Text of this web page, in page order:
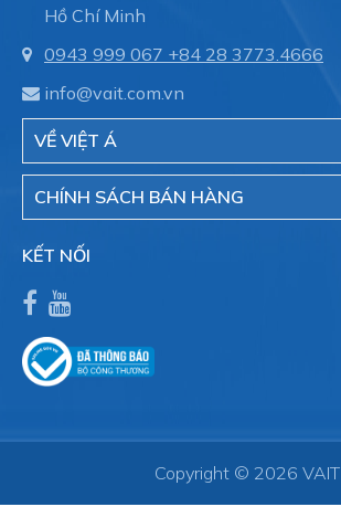
Hồ Chí Minh
0943 999 067 +84 28 3773.4666
info@vait.com.vn
VỀ VIỆT Á
CHÍNH SÁCH BÁN HÀNG
KẾT NỐI
Copyright © 2026 VAIT